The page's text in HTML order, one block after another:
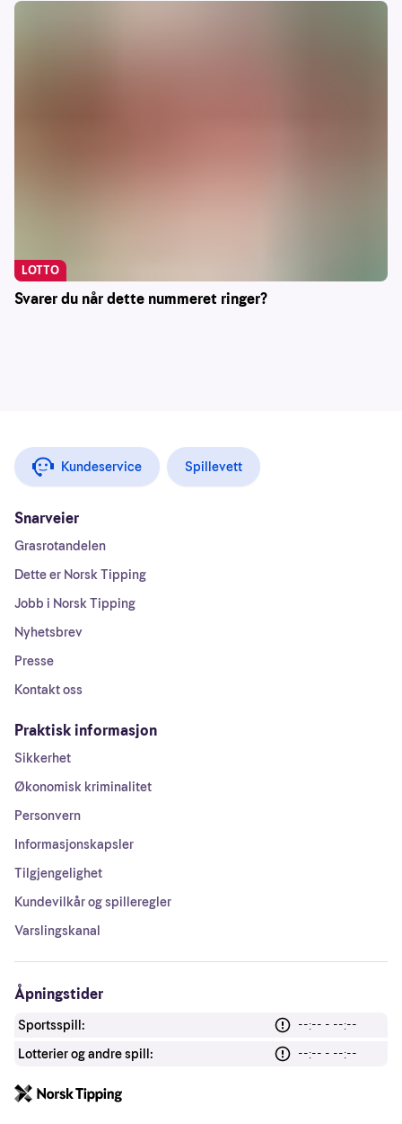
Svarer du når dette nummeret ringer?
LOTTO
Kundeservice Spillevett
Snarveier
Grasrotandelen
Dette er Norsk Tipping
Jobb i Norsk Tipping
Nyhetsbrev
Presse
Kontakt oss
Praktisk informasjon
Sikkerhet
Økonomisk kriminalitet
Personvern
Informasjonskapsler
Tilgjengelighet
Kundevilkår og spilleregler
Varslingskanal
Åpningstider
Sportsspill:
--:-- - --:--
Lotterier og andre spill:
--:-- - --:--